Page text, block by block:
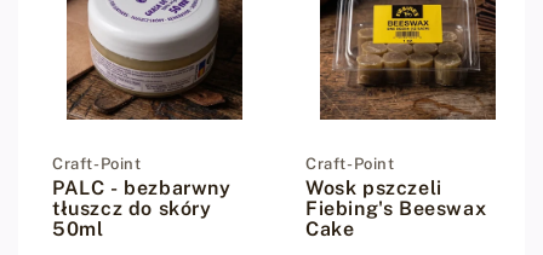
Dostawca:
Craft-Point
PALC - bezbarwny
tłuszcz do skóry
50ml
Dostawca:
Craft-Point
Wosk pszczeli
Fiebing's Beeswax
Cake